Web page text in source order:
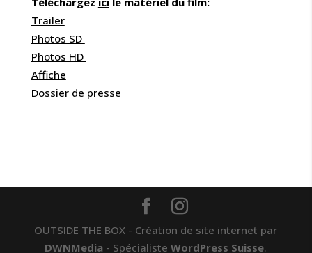
Trailer
Photos SD
Photos HD
Affiche
Dossier de presse
OUTSIDE THE BOX - Création de site internet par
DWNMedia - SpécialisteWordPress Suisse.